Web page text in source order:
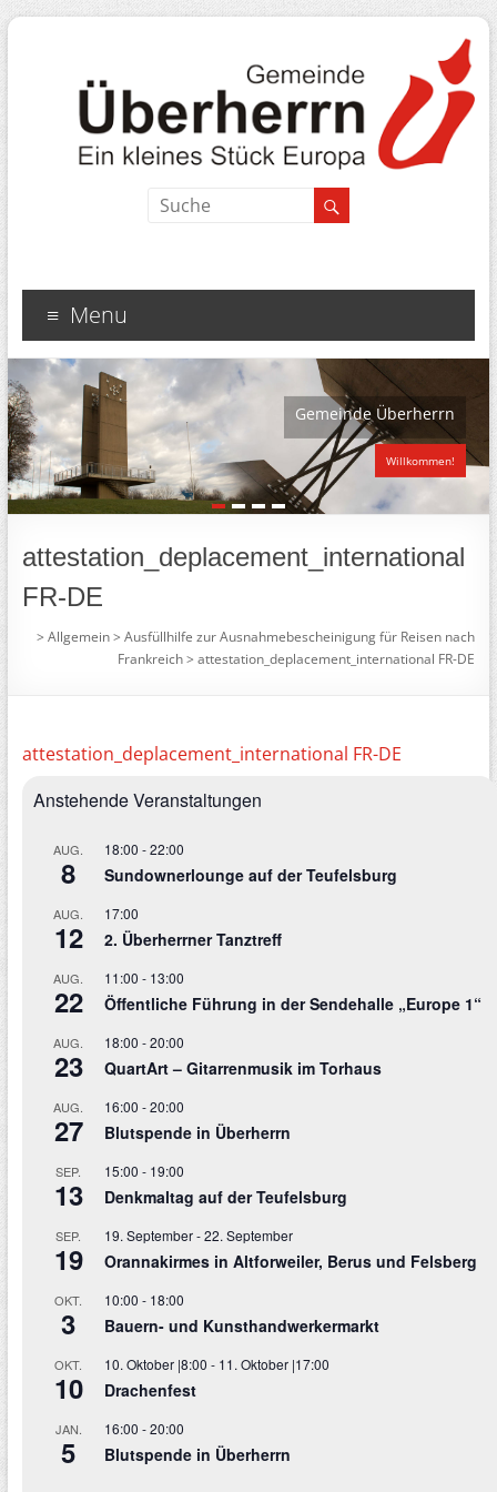
Menu
Gemeinde Überherrn
Willkommen!
1 2 3 4
attestation_deplacement_international
FR-DE
>Allgemein>Ausfüllhilfe zur Ausnahmebescheinigung für Reisen nach
Frankreich>attestation_deplacement_international FR-DE
attestation_deplacement_international FR-DE
Anstehende Veranstaltungen
AUG.
8
18:00 -22:00
Sundownerlounge auf der Teufelsburg
AUG.
12
17:00
2. Überherrner Tanztreff
AUG.
22
11:00 - 13:00
Öffentliche Führung in der Sendehalle „Europe 1“
AUG.
23
18:00 -20:00
QuartArt – Gitarrenmusik im Torhaus
AUG.
27
16:00 -20:00
Blutspende in Überherrn
SEP.
13
15:00 - 19:00
Denkmaltag auf der Teufelsburg
SEP.
19
19. September-22. September
Orannakirmes in Altforweiler, Berus und Felsberg
OKT.
3
10:00 - 18:00
Bauern- und Kunsthandwerkermarkt
OKT.
10
10. Oktober |8:00 - 11. Oktober |17:00
Drachenfest
JAN.
5
16:00 -20:00
Blutspende in Überherrn